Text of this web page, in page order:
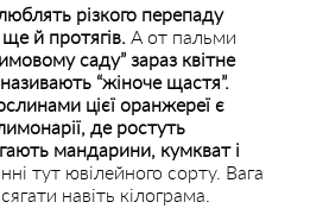
різкого перепаду
й протягів. А от пальми
саду” зараз квітне
“жіноче щастя”.
цієї оранжереї є
де ростуть
мандарини, кумкват і
тут ювілейного сорту. Вага
навіть кілограма.